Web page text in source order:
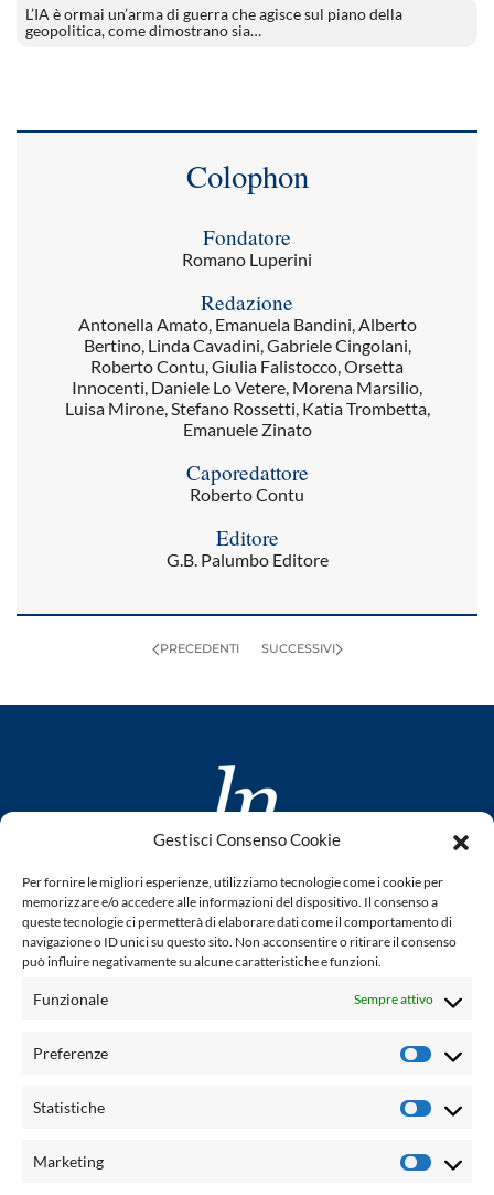
Gestisci Consenso Cookie
Per fornire le migliori esperienze, utilizziamo tecnologie come i cookie per
memorizzare e/o accedere alle informazioni del dispositivo. Il consenso a
queste tecnologie ci permetterà di elaborare dati come il comportamento di
navigazione o ID unici su questo sito. Non acconsentire o ritirare il consenso
può influire negativamente su alcune caratteristiche e funzioni.
Funzionale Sempre attivo
Preferenze
Statistiche
Marketing
L’IA è ormai un’arma di guerra che agisce sul piano della
geopolitica, come dimostrano sia…
Colophon
Fondatore
Romano Luperini
Redazione
Antonella Amato, Emanuela Bandini, Alberto
Bertino, Linda Cavadini, Gabriele Cingolani,
Roberto Contu, Giulia Falistocco, Orsetta
Innocenti, Daniele Lo Vetere, Morena Marsilio,
Luisa Mirone, Stefano Rossetti, Katia Trombetta,
Emanuele Zinato
Caporedattore
Roberto Contu
Editore
G.B. Palumbo Editore
PRECEDENTI SUCCESSIVI
www.laletteraturaenoi.it
fondato da Romano Luperini
Questo blog non rappresenta una testata giornalistica in
quanto viene aggiornato senza alcuna periodicità. Non può
legge n° 62 del 7.03.2001. L'autore non è responsabile per
email: